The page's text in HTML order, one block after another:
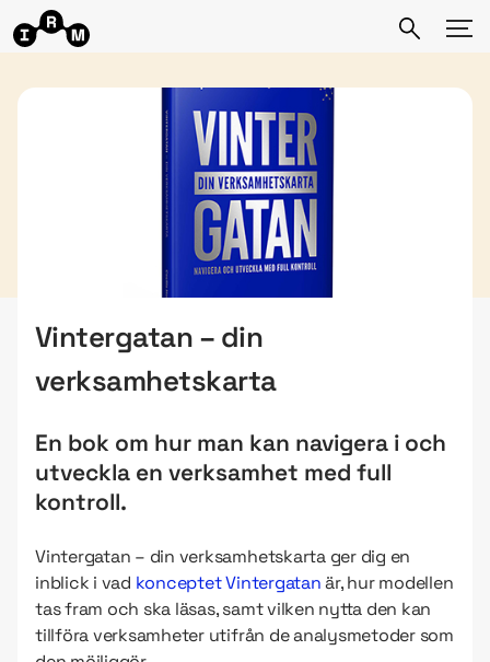
Vintergatan – din
verksamhetskarta
En bok om hur man kan navigera i och
utveckla en verksamhet med full
kontroll.
Vintergatan – din verksamhetskarta ger dig en
inblick i vad konceptet Vintergatanär, hur modellen
tas fram och ska läsas, samt vilken nytta den kan
tillföra verksamheter utifrån de analysmetoder som